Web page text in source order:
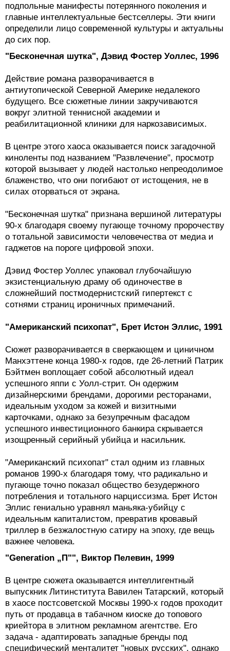
подпольные манифесты потерянного поколения и
главные интеллектуальные бестселлеры. Эти книги
определили лицо современной культуры и актуальны
до сих пор.
"Бесконечная шутка", Дэвид Фостер Уоллес, 1996
Действие романа разворачивается в
антиутопической Северной Америке недалекого
будущего. Все сюжетные линии закручиваются
вокруг элитной теннисной академии и
реабилитационной клиники для наркозависимых.
В центре этого хаоса оказывается поиск загадочной
киноленты под названием "Развлечение", просмотр
которой вызывает у людей настолько непреодолимое
блаженство, что они погибают от истощения, не в
силах оторваться от экрана.
"Бесконечная шутка" признана вершиной литературы
90-х благодаря своему пугающе точному пророчеству
о тотальной зависимости человечества от медиа и
гаджетов на пороге цифровой эпохи.
Дэвид Фостер Уоллес упаковал глубочайшую
экзистенциальную драму об одиночестве в
сложнейший постмодернистский гипертекст с
сотнями страниц ироничных примечаний.
"Американский психопат", Брет Истон Эллис, 1991
Сюжет разворачивается в сверкающем и циничном
Манхэттене конца 1980-х годов, где 26-летний Патрик
Бэйтмен воплощает собой абсолютный идеал
успешного яппи с Уолл-стрит. Он одержим
дизайнерскими брендами, дорогими ресторанами,
идеальным уходом за кожей и визитными
карточками, однако за безупречным фасадом
успешного инвестиционного банкира скрывается
изощренный серийный убийца и насильник.
"Американский психопат" стал одним из главных
романов 1990-х благодаря тому, что радикально и
пугающе точно показал общество безудержного
потребления и тотального нарциссизма. Брет Истон
Эллис гениально уравнял маньяка-убийцу с
идеальным капиталистом, превратив кровавый
триллер в безжалостную сатиру на эпоху, где вещь
важнее человека.
"Generation „П"", Виктор Пелевин, 1999
В центре сюжета оказывается интеллигентный
выпускник Литинститута Вавилен Татарский, который
в хаосе постсоветской Москвы 1990-х годов проходит
путь от продавца в табачном киоске до топового
криейтора в элитном рекламном агентстве. Его
задача - адаптировать западные бренды под
специфический менталитет "новых русских", однако